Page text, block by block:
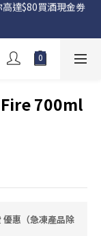
務📦
700ml
惠（急凍產品除